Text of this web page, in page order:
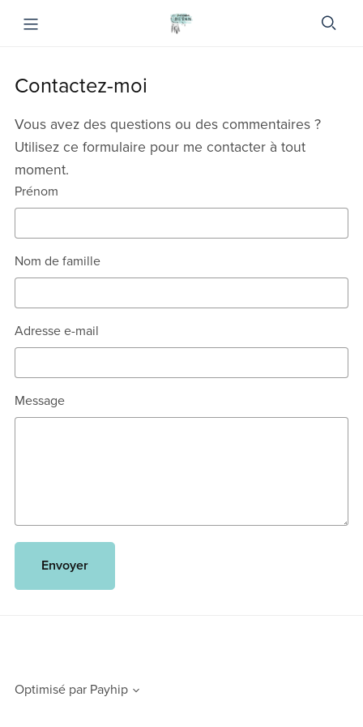
Contactez-moi
Vous avez des questions ou des commentaires ?
Utilisez ce formulaire pour me contacter à tout
moment.
Prénom
Nom de famille
Adresse e-mail
Message
Envoyer
Optimisé par Payhip